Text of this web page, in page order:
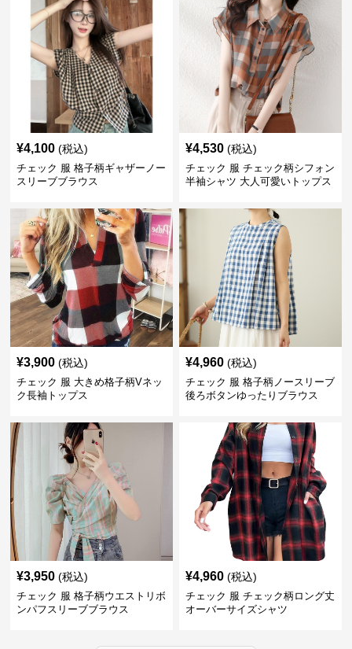
¥4,100 (税込)
チェック 服 格子柄ギャザーノー
スリーブブラウス
¥4,530 (税込)
チェック 服 チェック柄シフォン
半袖シャツ 大人可愛いトップス
¥3,900 (税込)
チェック 服 大きめ格子柄Vネッ
ク長袖トップス
¥4,960 (税込)
チェック 服 格子柄ノースリーブ
後ろボタンゆったりブラウス
¥3,950 (税込)
チェック 服 格子柄ウエストリボ
ンパフスリーブブラウス
¥4,960 (税込)
チェック 服 チェック柄ロング丈
オーバーサイズシャツ